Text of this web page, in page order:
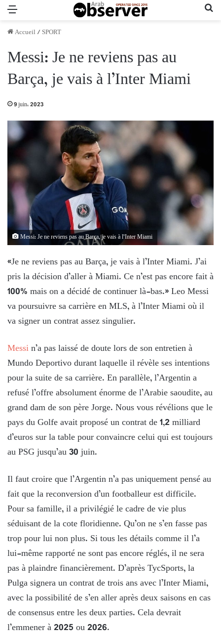
Accueil /SPORT
Messi: Je ne reviens pas au
Barça, je vais à l’Inter Miami
9 juin، 2023
Messi: Je ne reviens pas au Barça, je vais à l’Inter Miami
«Je ne reviens pas au Barça, je vais à l’Inter Miami. J’ai
pris la décision d’aller à Miami. Ce n’est pas encore fait à
100% mais on a décidé de continuer là-bas.» Leo Messi
va poursuivre sa carrière en MLS, à l’Inter Miami où il
va signer un contrat assez singulier.
Messin’a pas laissé de doute lors de son entretien à
Mundo Deportivo durant laquelle il révèle ses intentions
pour la suite de sa carrière. En parallèle, l’Argentin a
refusé l’offre absolument énorme de l’Arabie saoudite, au
grand dam de son père Jorge. Nous vous révélions que le
pays du Golfe avait proposé un contrat de 1,2 milliard
d’euros sur la table pour convaincre celui qui est toujours
au PSG jusqu’au 30 juin.
Il faut croire que l’Argentin n’a pas uniquement pensé au
fait que la reconversion d’un footballeur est difficile.
Pour sa famille, il a privilégié le cadre de vie plus
séduisant de la cote floridienne. Qu’on ne s’en fasse pas
trop pour lui non plus. Si tous les détails comme il l’a
lui-même rapporté ne sont pas encore réglés, il ne sera
pas à plaindre financièrement. D’après TycSports, la
Pulga signera un contrat de trois ans avec l’Inter Miami,
avec la possibilité de s’en aller après deux saisons en cas
de consensus entre les deux parties. Cela devrait
l’emmener à 2025 ou 2026.